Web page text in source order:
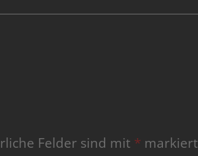
Felder sind mit * markiert